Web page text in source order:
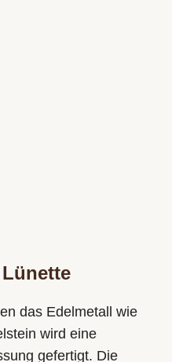
das Edelmetall wie
wird eine
gefertigt. Die